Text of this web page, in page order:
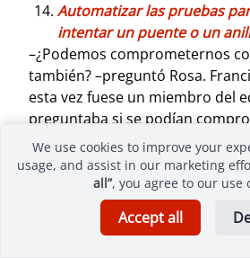
Automatizar las pruebas
intentar un puente o un
–¿Podemos comprometernos
también? –preguntó Rosa.
esta vez fuese un miembro del
preguntaba si se podían
gustaba mucho más que
preguntar él, como
he ido sumando mientras
Santiago, levantándose de la
We use cookies to improve your
usage, and assist in our marketing
all”, you agree to our use
Accept all